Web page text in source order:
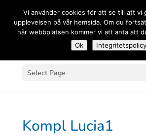
Select Page
Kompl Lucia1
Vi använder cookies för att se till att vi
upplevelsen på vår hemsida. Om du
här webbplatsen kommer vi att anta att
Ok
Integritetspolicy